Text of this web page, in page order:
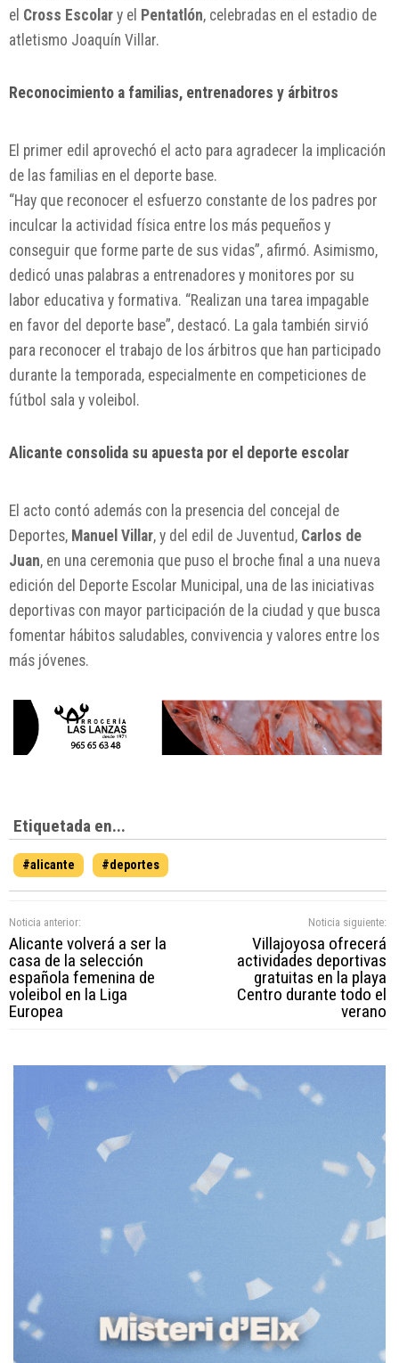
el Cross Escolar y el Pentatlón, celebradas en el estadio de
atletismo Joaquín Villar.
Reconocimiento a familias, entrenadores y árbitros
El primer edil aprovechó el acto para agradecer la implicación
de las familias en el deporte base.
“Hay que reconocer el esfuerzo constante de los padres por
inculcar la actividad física entre los más pequeños y
conseguir que forme parte de sus vidas”, afirmó. Asimismo,
dedicó unas palabras a entrenadores y monitores por su
labor educativa y formativa. “Realizan una tarea impagable
en favor del deporte base”, destacó. La gala también sirvió
para reconocer el trabajo de los árbitros que han participado
durante la temporada, especialmente en competiciones de
fútbol sala y voleibol.
Alicante consolida su apuesta por el deporte escolar
El acto contó además con la presencia del concejal de
Deportes, Manuel Villar, y del edil de Juventud, Carlos de
Juan, en una ceremonia que puso el broche final a una nueva
edición del Deporte Escolar Municipal, una de las iniciativas
deportivas con mayor participación de la ciudad y que busca
fomentar hábitos saludables, convivencia y valores entre los
más jóvenes.
Etiquetada en...
#alicante #deportes
Noticia anterior:
Alicante volverá a ser la
casa de la selección
española femenina de
voleibol en la Liga
Europea
Noticia siguiente:
Villajoyosa ofrecerá
actividades deportivas
gratuitas en la playa
Centro durante todo el
verano